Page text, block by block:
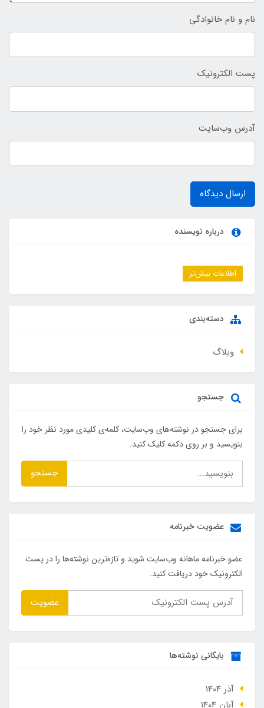
نام و نام خانوادگی
پست الکترونیک
آدرس وب‌سایت
ارسال دیدگاه
درباره نویسنده
اطلاعات بیش‌تر
دسته‌بندی
وبلاگ
جستجو
برای جستجو در نوشته‌های وب‌سایت، کلمه‌ی کلیدی مورد نظر خود را
بنویسید و بر روی دکمه کلیک کنید.
جستجو
عضویت خبرنامه
عضو خبرنامه ماهانه وب‌سایت شوید و تازه‌ترین نوشته‌ها را در پست
الکترونیک خود دریافت کنید.
عضویت
بایگانی نوشته‌ها
آذر 1404
آبان 1404